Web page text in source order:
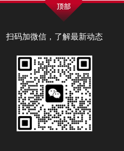
扫码加微信，了解最新动态